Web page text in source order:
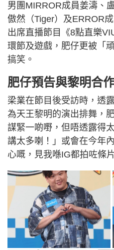
男團MIRROR成員姜濤、
傲然（Tiger）及ERROR
出席直播節目《8點直樂
環節及遊戲，肥仔更被「
搞笑。
肥仔預告與黎明合
梁業在節目後受訪時，透
為天王黎明的演出排舞，
謀緊一啲嘢，但唔透露得
講太多喇！」或會在今年
心嘅，見我喺IG都拍咗條